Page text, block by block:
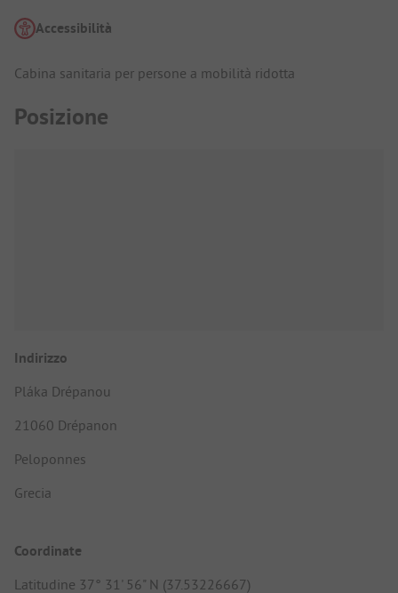
Accessibilità
Cabina sanitaria per persone a mobilità ridotta
Posizione
Indirizzo
Pláka Drépanou
21060 Drépanon
Peloponnes
Grecia
Coordinate
Latitudine 37° 31' 56" N (37.53226667)